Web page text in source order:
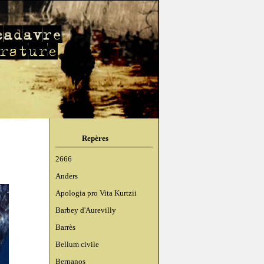
Repères
2666
Anders
Apologia pro Vita Kurtzii
Barbey d'Aurevilly
Barrès
Bellum civile
Bernanos